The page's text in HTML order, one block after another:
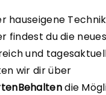
hauseigene
findest du die
und
wir dir über
die